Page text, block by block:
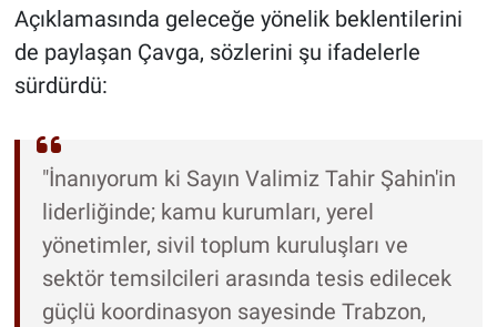
Açıklamasında geleceğe yönelik beklentilerini
de paylaşan Çavga, sözlerini şu ifadelerle
sürdürdü:
"İnanıyorum ki Sayın Valimiz Tahir Şahin'in
liderliğinde; kamu kurumları, yerel
yönetimler, sivil toplum kuruluşları ve
sektör temsilcileri arasında tesis edilecek
güçlü koordinasyon sayesinde Trabzon,